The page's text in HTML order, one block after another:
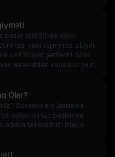
bazar statistikası daxil
real vaxt rejimində izləyin.
cari ticarət şərtlərini daha
hərəkətdən xəbərdar olun.
Olar?
Çoxsaylı alış üsullarını
səhayətinizə başlamaq
təlimatımızı izləyin.